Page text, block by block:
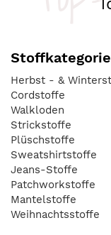
Herbst - &
Cordstoffe
Walkloden
Strickstoffe
Plüschstoffe
Sweatshirtstoffe
Jeans-Stoffe
Patchworkstoffe
Mantelstoffe
Weihnachtsstoffe